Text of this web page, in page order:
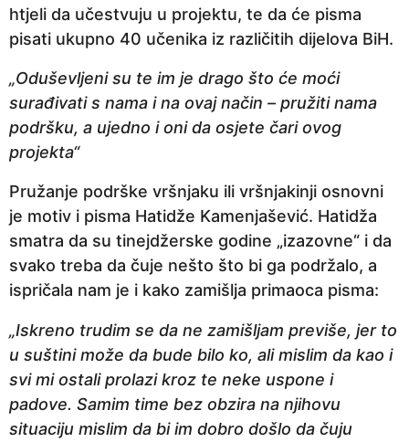
htjeli da učestvuju u projektu, te da će pisma
pisati ukupno 40 učenika iz različitih dijelova BiH.
„Oduševljeni su te im je drago što će moći
surađivati s nama i na ovaj način – pružiti nama
podršku, a ujedno i oni da osjete čari ovog
projekta“
Pružanje podrške vršnjaku ili vršnjakinji osnovni
je motiv i pisma Hatidže Kamenjašević. Hatidža
smatra da su tinejdžerske godine „izazovne“ i da
svako treba da čuje nešto što bi ga podržalo, a
ispričala nam je i kako zamišlja primaoca pisma:
„Iskreno trudim se da ne zamišljam previše, jer to
u suštini može da bude bilo ko, ali mislim da kao i
svi mi ostali prolazi kroz te neke uspone i
padove. Samim time bez obzira na njihovu
situaciju mislim da bi im dobro došlo da čuju